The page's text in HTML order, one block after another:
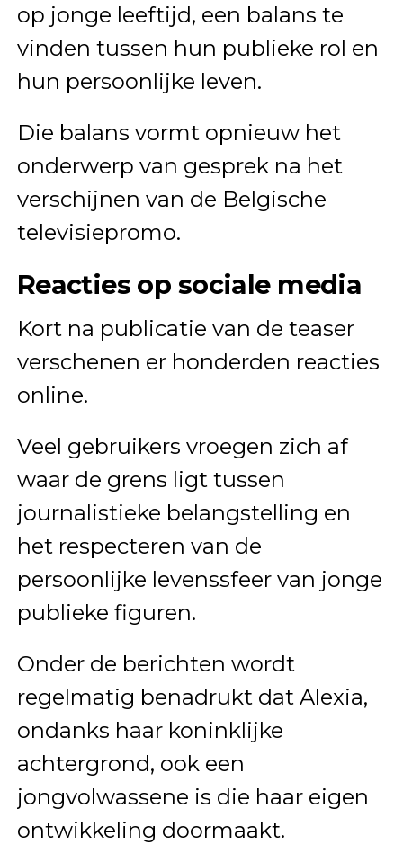
op jonge leeftijd, een balans te
vinden tussen hun publieke rol en
hun persoonlijke leven.
Die balans vormt opnieuw het
onderwerp van gesprek na het
verschijnen van de Belgische
televisiepromo.
Reacties op sociale media
Kort na publicatie van de teaser
verschenen er honderden reacties
online.
Veel gebruikers vroegen zich af
waar de grens ligt tussen
journalistieke belangstelling en
het respecteren van de
persoonlijke levenssfeer van jonge
publieke figuren.
Onder de berichten wordt
regelmatig benadrukt dat Alexia,
ondanks haar koninklijke
achtergrond, ook een
jongvolwassene is die haar eigen
ontwikkeling doormaakt.